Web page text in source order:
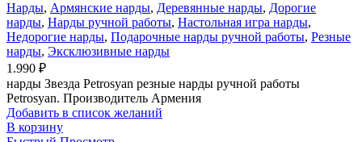
Нарды, Армянские нарды, Деревянные нарды, Дорогие
нарды, Нарды ручной работы, Настольная игра нарды,
Недорогие нарды, Подарочные нарды ручной работы, Резные
нарды, Эксклюзивные нарды
1.990 ₽
нарды Звезда Petrosyan резные нарды ручной работы
Petrosyan. Производитель Армения
Добавить в список желаний
В корзину